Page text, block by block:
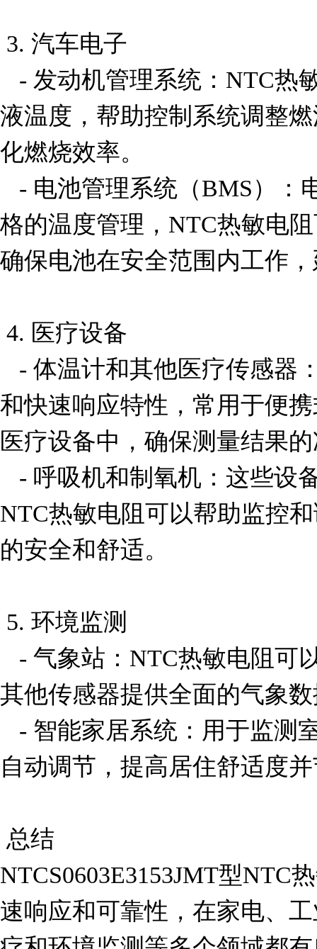
液温度，帮助控制系统调整
化燃烧效率。
格的温度管理，NTC热敏电
确保电池在安全范围内工作
和快速响应特性，常用于便
医疗设备中，确保测量结果
NTC热敏电阻可以帮助监控
的安全和舒适。
其他传感器提供全面的气象
自动调节，提高居住舒适度
NTCS0603E3153JMT型NTC
速响应和可靠性，在家电、